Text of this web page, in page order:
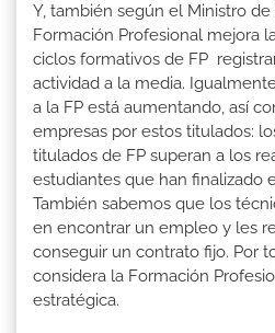
Y, también según el Ministro de
Formación Profesional mejora
ciclos formativos de FP
actividad a la media.
a la FP está aumentando, así
empresas por estos titulados:
titulados de FP superan a los
estudiantes que han finalizado
También sabemos que los
en encontrar un empleo y les
conseguir un contrato fijo. Por
considera la Formación
estratégica.